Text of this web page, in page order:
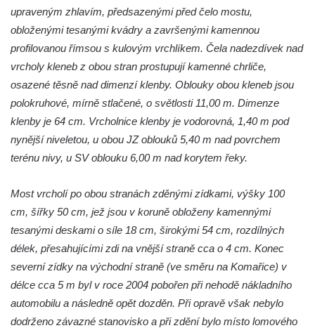
Silniční most přes Ohři ve Vršovicích u Loun
Most pro pěší nad železniční tratí ve
Mšeném-lázně
Charlottin most přes Mlýnský potok v
zámeckém parku Veltrusy
Masarykův most v Kralupech nad Vltavou
Radošově
Zastřešená lávka v Čermákových sadech v
Rakovníku
Tyršův most přes Labe v Litoměřicích
Silniční most u Budyně nad Ohří
Silniční most přes Ohři mezi Doksany a
Brozany nad Ohří
Lávka Frankovka přes Střelu jihozápadně
upraveným zhlavím, předsazenými před čelo mostu,
obloženými tesanými kvádry a završenými kamennou
profilovanou římsou s kulovým vrchlíkem. Čela nadezdívek nad
vrcholy kleneb z obou stran prostupují kamenné chrliče,
osazené těsně nad dimenzí klenby. Oblouky obou kleneb jsou
polokruhové, mírně stlačené, o světlosti 11,00 m. Dimenze
klenby je 64 cm. Vrcholnice klenby je vodorovná, 1,40 m pod
nynější niveletou, u obou JZ oblouků 5,40 m nad povrchem
terénu nivy, u SV oblouku 6,00 m nad korytem řeky.
Most vrcholí po obou stranách zděnými zídkami, výšky 100
cm, šířky 50 cm, jež jsou v koruně obloženy kamennými
tesanými deskami o síle 18 cm, širokými 54 cm, rozdílných
délek, přesahujícími zdi na vnější straně cca o 4 cm. Konec
severní zídky na východní straně (ve směru na Komařice) v
délce cca 5 m byl v roce 2004 pobořen při nehodě nákladního
automobilu a následně opět dozděn. Při opravě však nebylo
dodrženo závazné stanovisko a při zdění bylo místo lomového